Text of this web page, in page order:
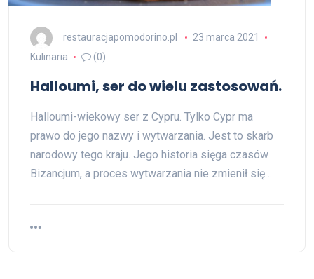
restauracjapomodorino.pl
23 marca 2021
Kulinaria
(0)
Halloumi, ser do wielu zastosowań.
Halloumi-wiekowy ser z Cypru. Tylko Cypr ma
prawo do jego nazwy i wytwarzania. Jest to skarb
narodowy tego kraju. Jego historia sięga czasów
Bizancjum, a proces wytwarzania nie zmienił się…